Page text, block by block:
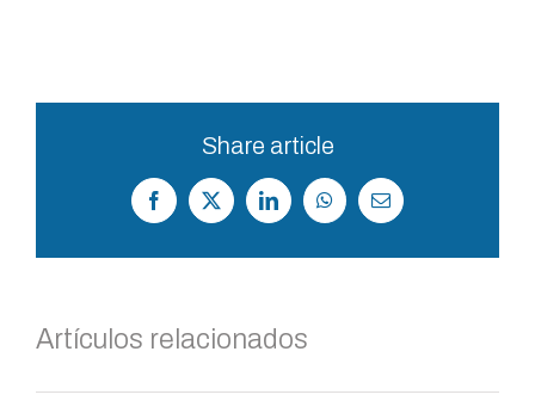
Share article
Facebook
X LinkedInWhatsApp
Correo
electrónico
Artículos relacionados